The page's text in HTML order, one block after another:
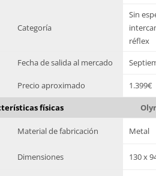
Categoría
Sin
réflex
Fecha de salida al mercado
Precio aproximado 1.399€
físicas
Material de fabricación Metal
Dimensiones 130 x